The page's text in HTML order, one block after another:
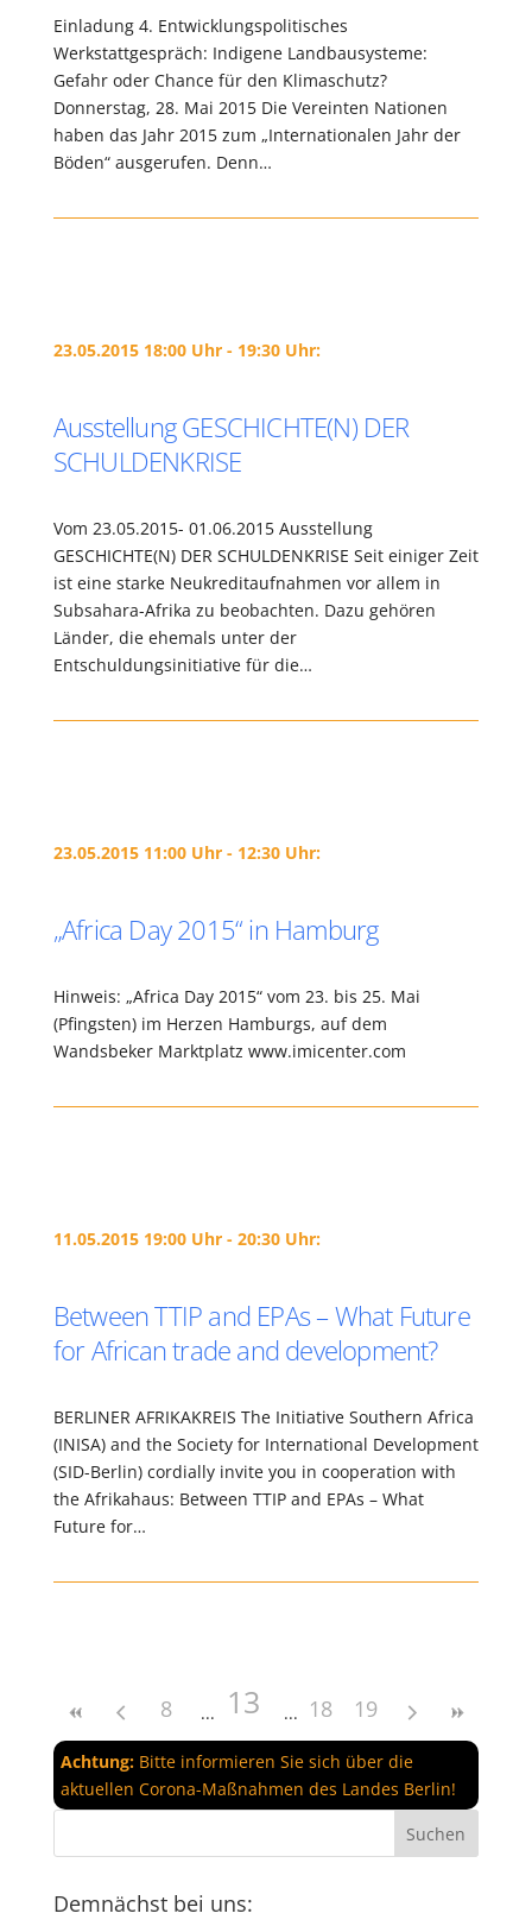
Einladung 4. Entwicklungspolitisches
Werkstattgespräch: Indigene Landbausysteme:
Gefahr oder Chance für den Klimaschutz?
Donnerstag, 28. Mai 2015 Die Vereinten Nationen
haben das Jahr 2015 zum „Internationalen Jahr der
Böden“ ausgerufen. Denn…
23.05.2015 18:00 Uhr - 19:30 Uhr:
Ausstellung GESCHICHTE(N) DER
SCHULDENKRISE
Vom 23.05.2015- 01.06.2015 Ausstellung
GESCHICHTE(N) DER SCHULDENKRISE Seit einiger Zeit
ist eine starke Neukreditaufnahmen vor allem in
Subsahara-Afrika zu beobachten. Dazu gehören
Länder, die ehemals unter der
Entschuldungsinitiative für die…
23.05.2015 11:00 Uhr - 12:30 Uhr:
„Africa Day 2015“ in Hamburg
Hinweis: „Africa Day 2015“ vom 23. bis 25. Mai
(Pfingsten) im Herzen Hamburgs, auf dem
Wandsbeker Marktplatz www.imicenter.com
11.05.2015 19:00 Uhr - 20:30 Uhr:
Between TTIP and EPAs – What Future
for African trade and development?
BERLINER AFRIKAKREIS The Initiative Southern Africa
(INISA) and the Society for International Development
(SID-Berlin) cordially invite you in cooperation with
the Afrikahaus: Between TTIP and EPAs – What
Future for…
8 13 18 19
Achtung:Bitte informieren Sie sich über die
aktuellen Corona-Maßnahmen des Landes Berlin!
Demnächst bei uns: